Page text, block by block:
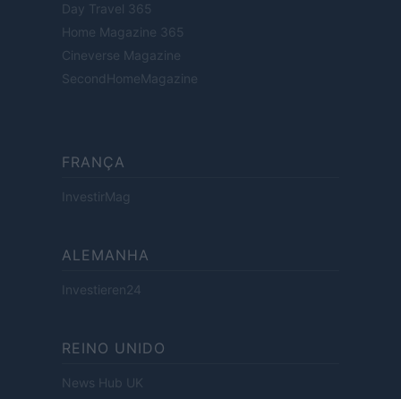
Day Travel 365
Home Magazine 365
Cineverse Magazine
SecondHomeMagazine
FRANÇA
InvestirMag
ALEMANHA
Investieren24
REINO UNIDO
News Hub UK